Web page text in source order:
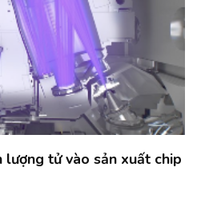
lượng tử vào sản xuất chip